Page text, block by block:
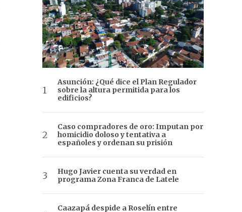
Asunción: ¿Qué dice el Plan Regulador
sobre la altura permitida para los
edificios?
Caso compradores de oro: Imputan por
homicidio doloso y tentativa a
españoles y ordenan su prisión
Hugo Javier cuenta su verdad en
programa Zona Franca de Latele
Caazapá despide a Roselín entre